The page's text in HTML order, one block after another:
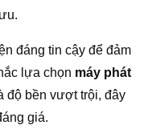
đáng tin cậy để đảm
lựa chọn máy phát
độ bền vượt trội, đây
giá.